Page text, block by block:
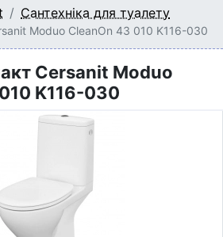
Сантехніка для туалету
Moduo CleanOn 43 010 K116-030
Cersanit Moduo
K116-030